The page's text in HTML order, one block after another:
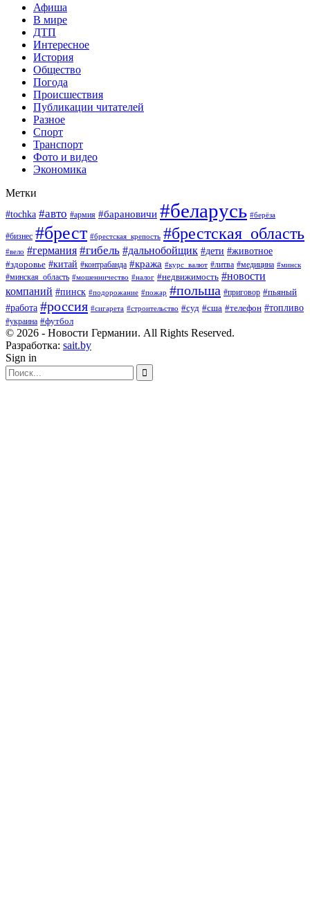
Афиша
В мире
ДТП
Интересное
История
Общество
Погода
Происшествия
Публикации читателей
Разное
Спорт
Транспорт
Фото и видео
Экономика
Метки
#tochka #авто #армия #барановичи #беларусь #берёза
#бизнес #брест #брестская_крепость #брестская_область
#вело #германия #гибель #дальнобойщик #дети #животное
#здоровье #китай #контрабанда #кража #курс_валют #литва #медицина #минск
#минская_область #мошенничество #налог #недвижимость #новости
компаний #пинск #подорожание #пожар #польша #приговор #пьяный
#работа #россия #сигарета #строительство #суд #сша #телефон #топливо
#украина #футбол
© 2026 - Новости Германии. All Rights Reserved.
Разработка: sait.by
Sign in